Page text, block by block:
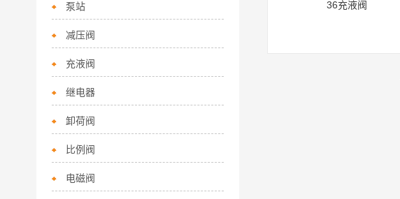
泵站
减压阀
充液阀
继电器
卸荷阀
比例阀
电磁阀